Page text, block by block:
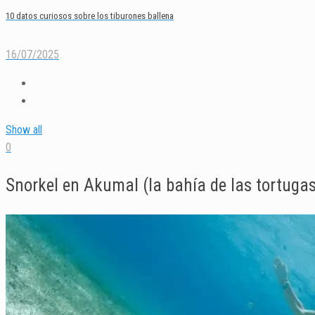
10 datos curiosos sobre los tiburones ballena
16/07/2025
Show all
0
Snorkel en Akumal (la bahía de las